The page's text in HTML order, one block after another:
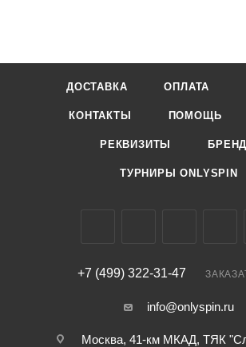
ДОСТАВКА ОПЛАТА
КОНТАКТЫ ПОМОЩЬ
РЕКВИЗИТЫ
ТУРНИРЫ ONLYSPIN
+7 (499) 322-31-47
info@onlyspin.ru
Москва, 41-км МКАД, ТЯК